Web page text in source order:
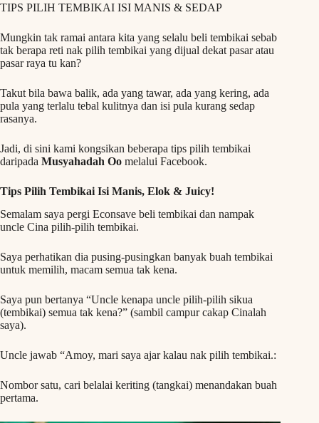
TIPS PILIH TEMBIKAI ISI MANIS & SEDAP
Mungkin tak ramai antara kita yang selalu beli tembikai sebab
tak berapa reti nak pilih tembikai yang dijual dekat pasar atau
pasar raya tu kan?
Takut bila bawa balik, ada yang tawar, ada yang kering, ada
pula yang terlalu tebal kulitnya dan isi pula kurang sedap
rasanya.
Jadi, di sini kami kongsikan beberapa tips pilih tembikai
daripada Musyahadah Oo melalui Facebook.
Tips Pilih Tembikai Isi Manis, Elok & Juicy!
Semalam saya pergi Econsave beli tembikai dan nampak
uncle Cina pilih-pilih tembikai.
Saya perhatikan dia pusing-pusingkan banyak buah tembikai
untuk memilih, macam semua tak kena.
Saya pun bertanya “Uncle kenapa uncle pilih-pilih sikua
(tembikai) semua tak kena?” (sambil campur cakap Cinalah
saya).
Uncle jawab “Amoy, mari saya ajar kalau nak pilih tembikai.:
Nombor satu, cari belalai keriting (tangkai) menandakan buah
pertama.